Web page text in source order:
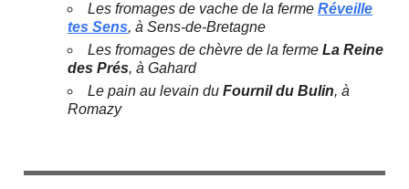
Les fromages de vache de la fermeRéveille
tes Sens, à Sens-de-Bretagne
Les fromages de chèvre de la fermeLa Reine
des Prés, à Gahard
Le pain au levain duFournil du Bulin, à
Romazy